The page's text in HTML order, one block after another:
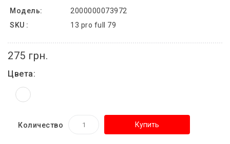
Модель:
2000000073972
SKU :
13 pro full 79
275 грн.
Цвета:
Количество Купить